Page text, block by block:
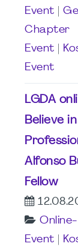
Event
Chapter
Event
Event
LGDA
Believe
Alfonso
Fellow
Online-
Event